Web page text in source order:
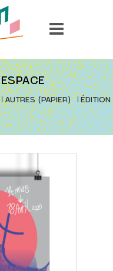
ESPACE
AUTRES (PAPIER) ÉDITION